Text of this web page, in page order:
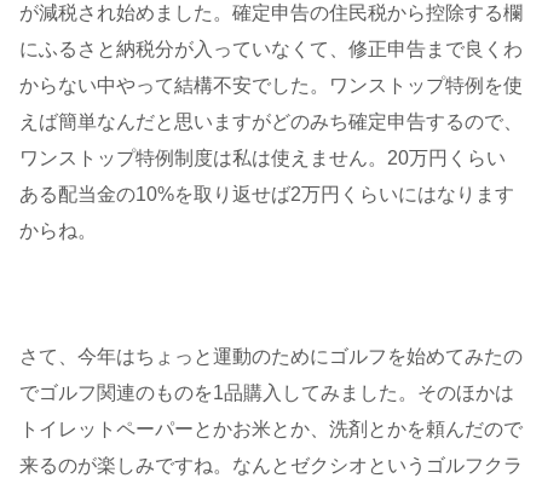
が減税され始めました。確定申告の住民税から控除する欄
にふるさと納税分が入っていなくて、修正申告まで良くわ
からない中やって結構不安でした。ワンストップ特例を使
えば簡単なんだと思いますがどのみち確定申告するので、
ワンストップ特例制度は私は使えません。20万円くらい
ある配当金の10%を取り返せば2万円くらいにはなります
からね。
さて、今年はちょっと運動のためにゴルフを始めてみたの
でゴルフ関連のものを1品購入してみました。そのほかは
トイレットペーパーとかお米とか、洗剤とかを頼んだので
来るのが楽しみですね。なんとゼクシオというゴルフクラ